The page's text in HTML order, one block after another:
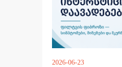
2026-06-23